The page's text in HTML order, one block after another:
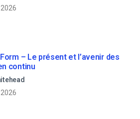
– Le présent et l’avenir des
continu